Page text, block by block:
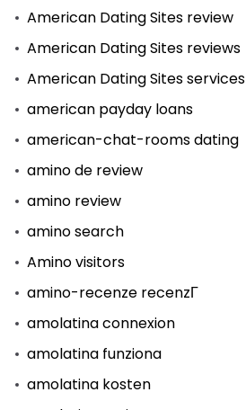
American Dating Sites review
American Dating Sites reviews
American Dating Sites services
american payday loans
american-chat-rooms dating
amino de review
amino review
amino search
Amino visitors
amino-recenze recenzГ­
amolatina connexion
amolatina funziona
amolatina kosten